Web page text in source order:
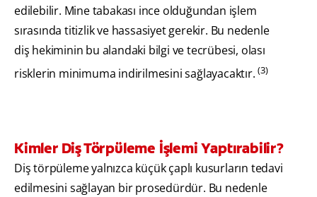
edilebilir. Mine tabakası ince olduğundan işlem
sırasında titizlik ve hassasiyet gerekir. Bu nedenle
diş hekiminin bu alandaki bilgi ve tecrübesi, olası
risklerin minimuma indirilmesini sağlayacaktır.(3)
Kimler Diş Törpüleme İşlemi Yaptırabilir?
Diş törpüleme yalnızca küçük çaplı kusurların tedavi
edilmesini sağlayan bir prosedürdür. Bu nedenle